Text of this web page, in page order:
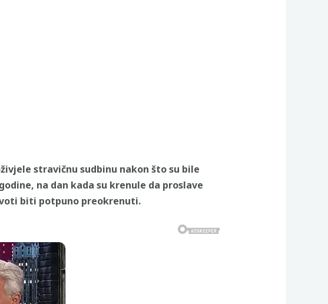
stravičnu sudbinu nakon što su bile
na dan kada su krenule da proslave
biti potpuno preokrenuti.